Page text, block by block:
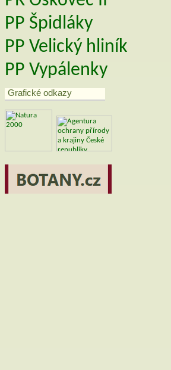
PP Špidláky
PP Velický hliník
PP Vypálenky
Grafické odkazy